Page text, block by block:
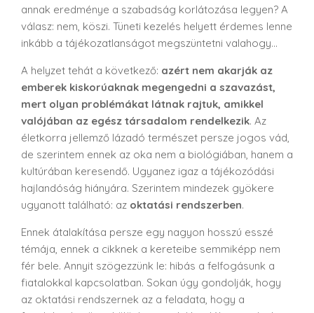
annak eredménye a szabadság korlátozása legyen? A
válasz: nem, köszi. Tüneti kezelés helyett érdemes lenne
inkább a tájékozatlanságot megszüntetni valahogy…
A helyzet tehát a következő: azért nem akarják az
emberek kiskorúaknak megengedni a szavazást,
mert olyan problémákat látnak rajtuk, amikkel
valójában az egész társadalom rendelkezik. Az
életkorra jellemző lázadó természet persze jogos vád,
de szerintem ennek az oka nem a biológiában, hanem a
kultúrában keresendő. Ugyanez igaz a tájékozódási
hajlandóság hiányára. Szerintem mindezek gyökere
ugyanott található: az oktatási rendszerben.
Ennek átalakítása persze egy nagyon hosszú esszé
témája, ennek a cikknek a kereteibe semmiképp nem
fér bele. Annyit szögezzünk le: hibás a felfogásunk a
fiatalokkal kapcsolatban. Sokan úgy gondolják, hogy
az oktatási rendszernek az a feladata, hogy a